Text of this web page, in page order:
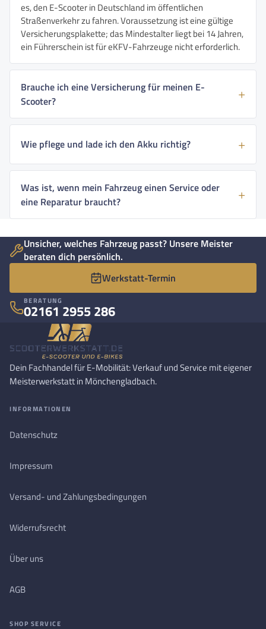
es, den E-Scooter in Deutschland im öffentlichen
Straßenverkehr zu fahren. Voraussetzung ist eine gültige
Versicherungsplakette; das Mindestalter liegt bei 14 Jahren,
ein Führerschein ist für eKFV-Fahrzeuge nicht erforderlich.
Brauche ich eine Versicherung für meinen E-
Scooter?
Wie pflege und lade ich den Akku richtig?
Was ist, wenn mein Fahrzeug einen Service oder
eine Reparatur braucht?
Unsicher, welches Fahrzeug passt? Unsere Meister
beraten dich persönlich.
Werkstatt-Termin
BERATUNG
02161 2955 286
Dein Fachhandel für E-Mobilität: Verkauf und Service mit eigener
Meisterwerkstatt in Mönchengladbach.
INFORMATIONEN
Datenschutz
Impressum
Versand- und Zahlungsbedingungen
Widerrufsrecht
Über uns
AGB
SHOP SERVICE